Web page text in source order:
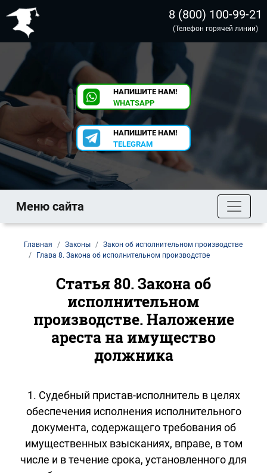
8 (800) 100-99-21
(Телефон горячей линии)
НАПИШИТЕ НАМ!
WHATSAPP
НАПИШИТЕ НАМ!
TELEGRAM
Меню сайта
Главная Законы
Закон об исполнительном производстве
Глава 8. Закона об исполнительном производстве
Статья 80. Закона об
исполнительном
производстве. Наложение
ареста на имущество
должника
1. Судебный пристав-исполнитель в целях
обеспечения исполнения исполнительного
документа, содержащего требования об
имущественных взысканиях, вправе, в том
числе и в течение срока, установленного для